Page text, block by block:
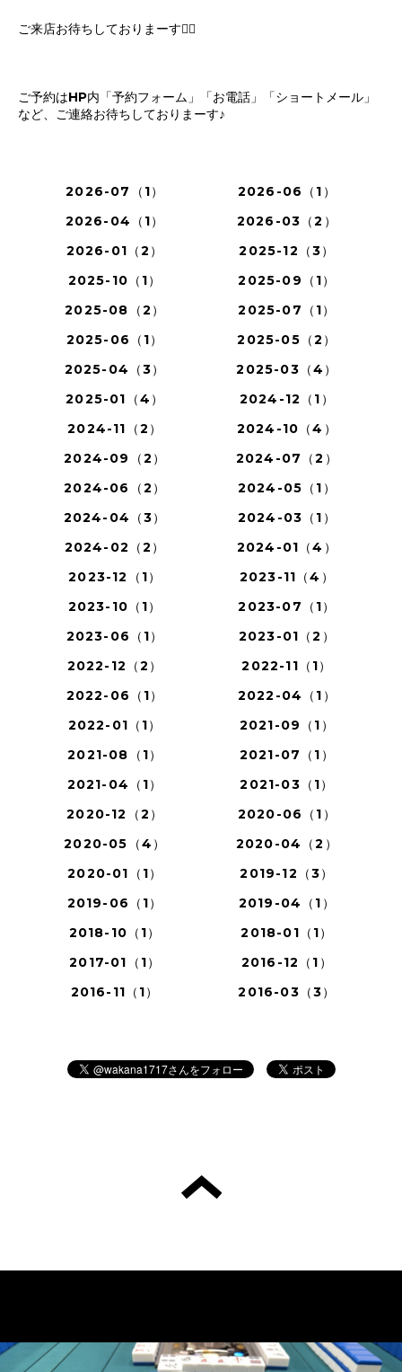
ご来店お待ちしておりまーす🙋‍♀️
ご予約はHP内「予約フォーム」「お電話」「ショートメール」
など、ご連絡お待ちしておりまーす♪
2026-07（1）
2026-06（1）
2026-04（1）
2026-03（2）
2026-01（2）
2025-12（3）
2025-10（1）
2025-09（1）
2025-08（2）
2025-07（1）
2025-06（1）
2025-05（2）
2025-04（3）
2025-03（4）
2025-01（4）
2024-12（1）
2024-11（2）
2024-10（4）
2024-09（2）
2024-07（2）
2024-06（2）
2024-05（1）
2024-04（3）
2024-03（1）
2024-02（2）
2024-01（4）
2023-12（1）
2023-11（4）
2023-10（1）
2023-07（1）
2023-06（1）
2023-01（2）
2022-12（2）
2022-11（1）
2022-06（1）
2022-04（1）
2022-01（1）
2021-09（1）
2021-08（1）
2021-07（1）
2021-04（1）
2021-03（1）
2020-12（2）
2020-06（1）
2020-05（4）
2020-04（2）
2020-01（1）
2019-12（3）
2019-06（1）
2019-04（1）
2018-10（1）
2018-01（1）
2017-01（1）
2016-12（1）
2016-11（1）
2016-03（3）